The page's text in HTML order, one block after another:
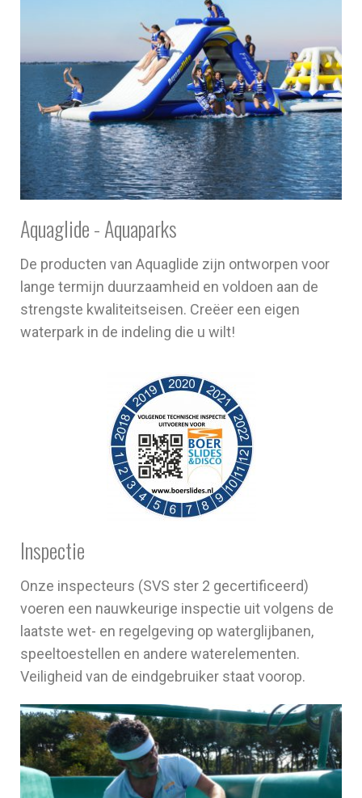
Aquaglide - Aquaparks
De producten van Aquaglide zijn ontworpen voor
lange termijn duurzaamheid en voldoen aan de
strengste kwaliteitseisen. Creëer een eigen
waterpark in de indeling die u wilt!
Inspectie
Onze inspecteurs (SVS ster 2 gecertificeerd)
voeren een nauwkeurige inspectie uit volgens de
laatste wet- en regelgeving op waterglijbanen,
speeltoestellen en andere waterelementen.
Veiligheid van de eindgebruiker staat voorop.